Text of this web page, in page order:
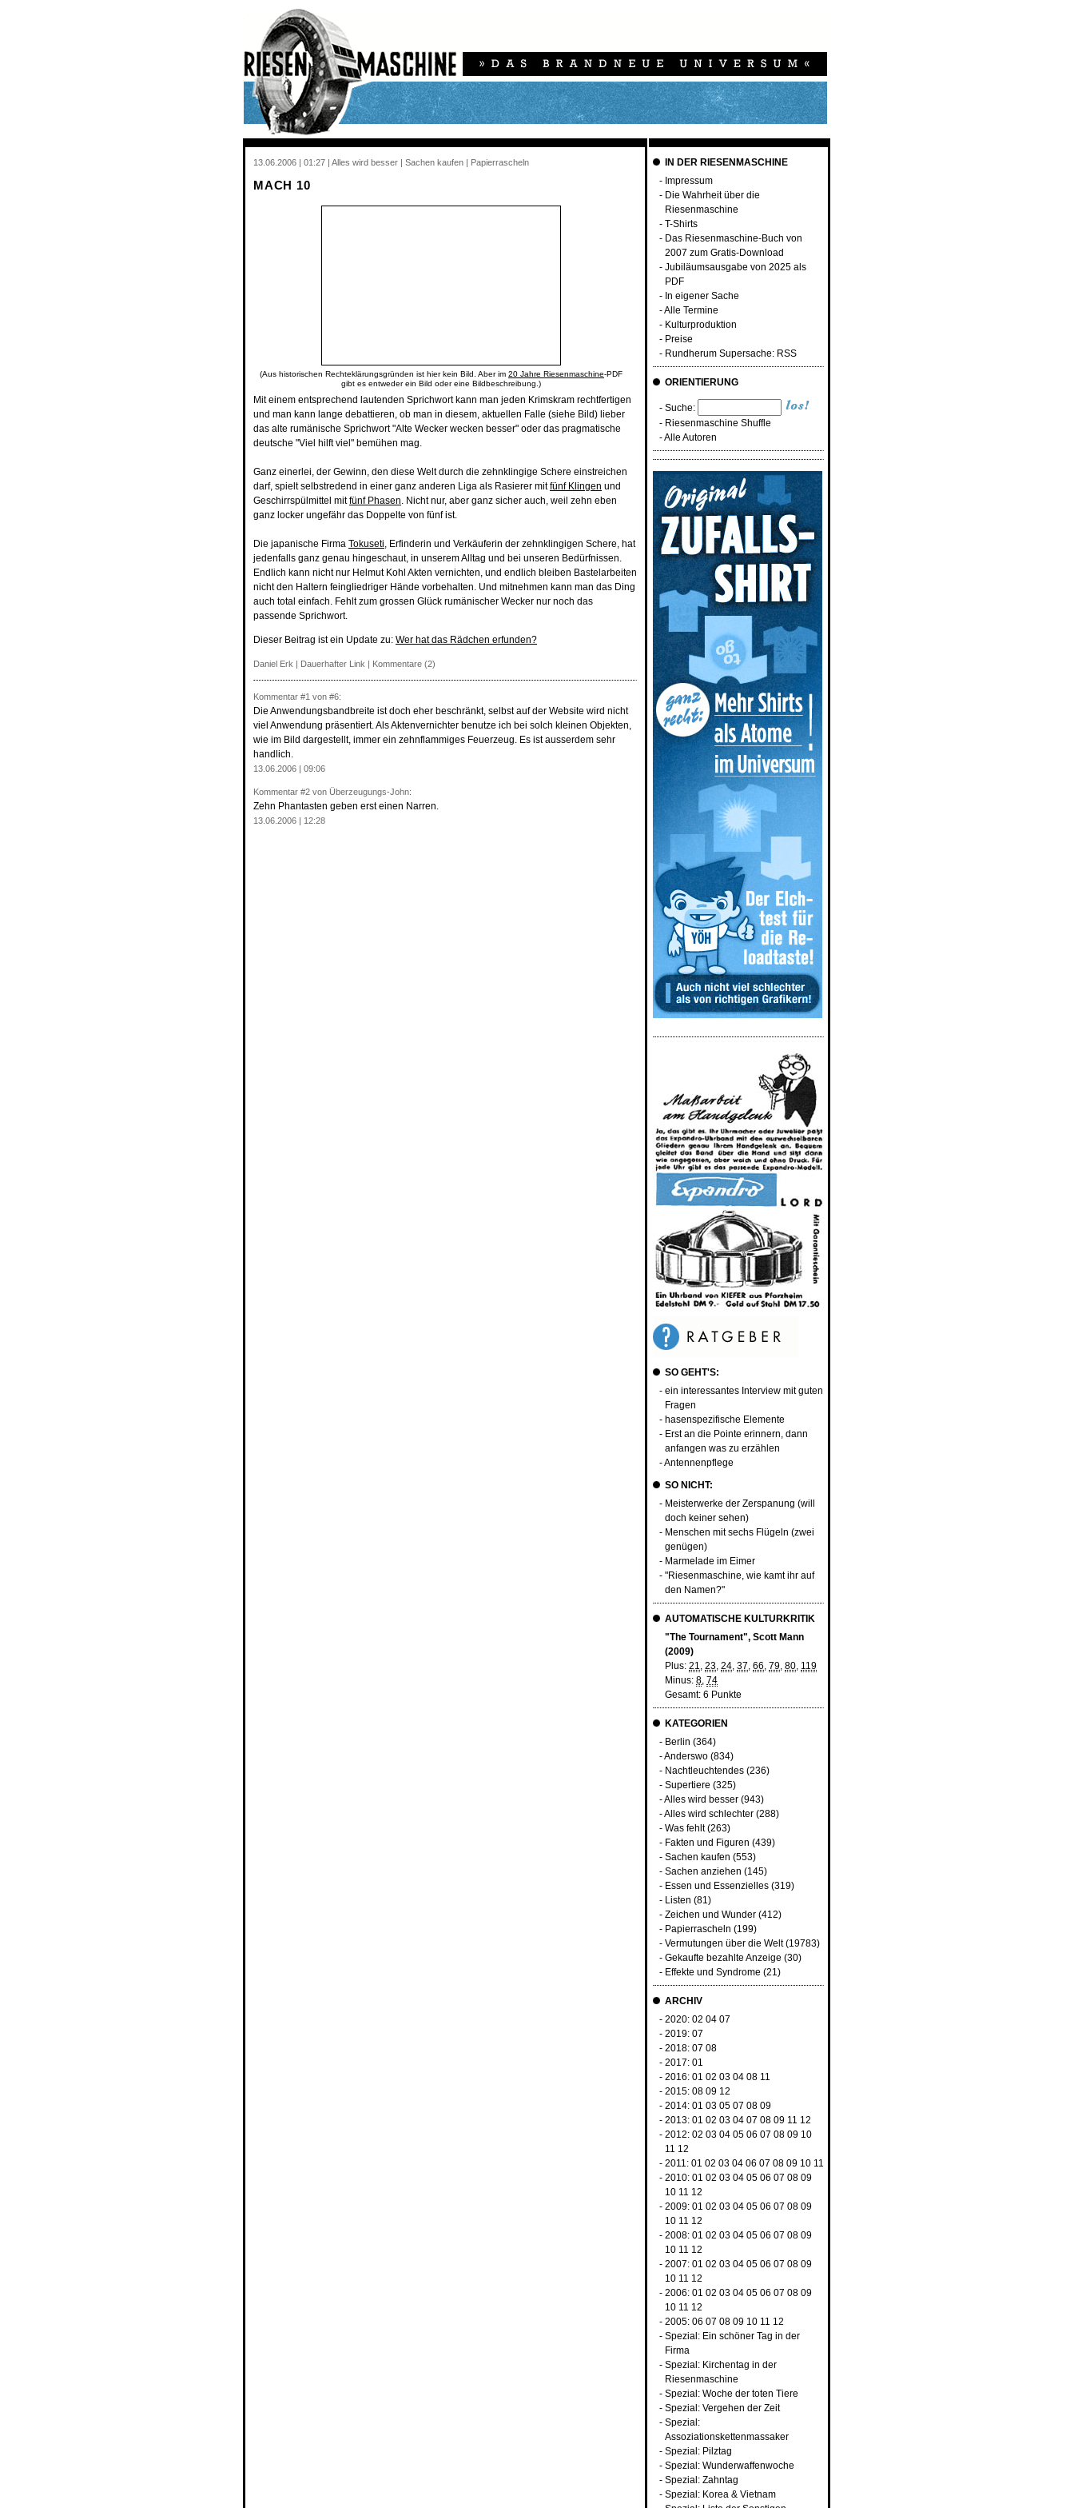
13.06.2006 | 01:27 | Alles wird besser | Sachen kaufen | Papierrascheln
MACH 10
(Aus historischen Rechteklärungsgründen ist hier kein Bild. Aber im 20 Jahre Riesenmaschine-PDF
gibt es entweder ein Bild oder eine Bildbeschreibung.)
Mit einem entsprechend lautenden Sprichwort kann man jeden Krimskram rechtfertigen
und man kann lange debattieren, ob man in diesem, aktuellen Falle (siehe Bild) lieber
das alte rumänische Sprichwort "Alte Wecker wecken besser" oder das pragmatische
deutsche "Viel hilft viel" bemühen mag.
Ganz einerlei, der Gewinn, den diese Welt durch die zehnklingige Schere einstreichen
darf, spielt selbstredend in einer ganz anderen Liga als Rasierer mitfünf Klingen und
Geschirrspülmittel mitfünf Phasen. Nicht nur, aber ganz sicher auch, weil zehn eben
ganz locker ungefähr das Doppelte von fünf ist.
Die japanische Firma Tokuseti, Erfinderin und Verkäuferin der zehnklingigen Schere, hat
jedenfalls ganz genau hingeschaut, in unserem Alltag und bei unseren Bedürfnissen.
Endlich kann nicht nur Helmut Kohl Akten vernichten, und endlich bleiben Bastelarbeiten
nicht den Haltern feingliedriger Hände vorbehalten. Und mitnehmen kann man das Ding
auch total einfach. Fehlt zum grossen Glück rumänischer Wecker nur noch das
passende Sprichwort.
Dieser Beitrag ist ein Update zu: Wer hat das Rädchen erfunden?
Daniel Erk | Dauerhafter Link | Kommentare (2)
Kommentar #1 von #6:
Die Anwendungsbandbreite ist doch eher beschränkt, selbst auf der Website wird nicht
viel Anwendung präsentiert. Als Aktenvernichter benutze ich bei solch kleinen Objekten,
wie im Bild dargestellt, immer ein zehnflammiges Feuerzeug. Es ist ausserdem sehr
handlich.
13.06.2006 | 09:06
Kommentar #2 von Überzeugungs-John:
Zehn Phantasten geben erst einen Narren.
13.06.2006 | 12:28
IN DER RIESENMASCHINE
- Impressum
- Die Wahrheit über die
Riesenmaschine
- T-Shirts
- Das Riesenmaschine-Buch von
2007 zum Gratis-Download
- Jubiläumsausgabe von 2025 als
PDF
- In eigener Sache
-Alle Termine
- Kulturproduktion
- Preise
- Rundherum Supersache: RSS
ORIENTIERUNG
- Suche:
- Riesenmaschine Shuffle
-Alle Autoren
SO GEHT'S:
- ein interessantes Interview mit guten
Fragen
- hasenspezifische Elemente
- Erst an die Pointe erinnern, dann
anfangen was zu erzählen
- Antennenpflege
SO NICHT:
- Meisterwerke der Zerspanung (will
doch keiner sehen)
- Menschen mit sechs Flügeln (zwei
genügen)
- Marmelade im Eimer
- "Riesenmaschine, wie kamt ihr auf
den Namen?"
AUTOMATISCHE KULTURKRITIK
"The Tournament", Scott Mann
(2009)
Plus: 21, 23, 24, 37, 66, 79, 80, 119
Minus: 8, 74
Gesamt: 6 Punkte
KATEGORIEN
- Berlin (364)
-Anderswo(834)
- Nachtleuchtendes(236)
- Supertiere (325)
-Alles wird besser(943)
-Alles wird schlechter(288)
- Was fehlt(263)
- Fakten und Figuren (439)
- Sachen kaufen (553)
- Sachen anziehen (145)
- Essen und Essenzielles(319)
- Listen (81)
- Zeichen und Wunder(412)
- Papierrascheln (199)
- Vermutungen über die Welt(19783)
- Gekaufte bezahlte Anzeige (30)
- Effekte und Syndrome (21)
ARCHIV
- 2020: 02 04 07
- 2019: 07
- 2018: 07 08
- 2017: 01
- 2016: 01 02 03 04 08 11
- 2015: 08 09 12
- 2014: 01 03 05 07 08 09
- 2013: 01 02 03 04 07 08 09 11 12
- 2012: 02 03 04 05 06 07 08 09 10
11 12
- 2011: 01 02 03 04 06 07 08 09 10 11
- 2010: 01 02 03 04 05 06 07 08 09
10 11 12
- 2009: 01 02 03 04 05 06 07 08 09
10 11 12
- 2008: 01 02 03 04 05 06 07 08 09
10 11 12
- 2007: 01 02 03 04 05 06 07 08 09
10 11 12
- 2006: 01 02 03 04 05 06 07 08 09
10 11 12
- 2005: 06 07 08 09 10 11 12
- Spezial: Ein schöner Tag in der
Firma
- Spezial: Kirchentag in der
Riesenmaschine
- Spezial: Woche der toten Tiere
- Spezial: Vergehen der Zeit
- Spezial:
Assoziationskettenmassaker
- Spezial: Pilztag
- Spezial: Wunderwaffenwoche
- Spezial: Zahntag
- Spezial: Korea & Vietnam